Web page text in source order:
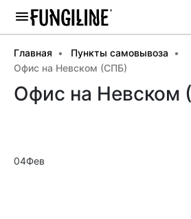
Главная
Пункты самовывоза
Офис на Невском (СПБ)
Офис на Невском
04Фев